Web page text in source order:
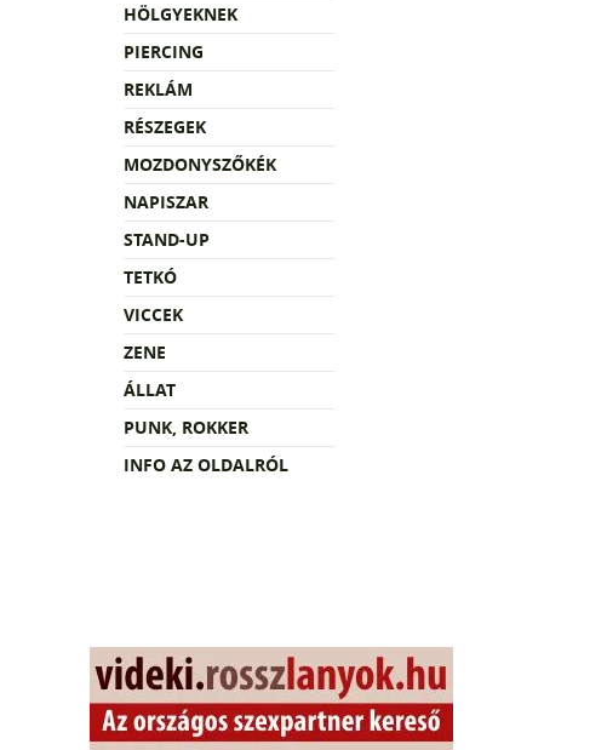
HÖLGYEKNEK
PIERCING
REKLÁM
RÉSZEGEK
MOZDONYSZŐKÉK
NAPISZAR
STAND-UP
TETKÓ
VICCEK
ZENE
ÁLLAT
PUNK, ROKKER
INFO AZ OLDALRÓL